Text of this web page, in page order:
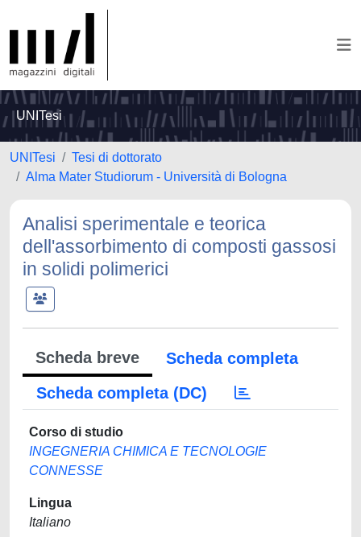
UNITesi
UNITesi
Tesi di dottorato
Alma Mater Studiorum - Università di Bologna
Analisi sperimentale e teorica
dell'assorbimento di composti gassosi
in solidi polimerici
Scheda breve
Scheda completa
Scheda completa (DC)
Corso di studio
INGEGNERIA CHIMICA E TECNOLOGIE
CONNESSE
Lingua
Italiano